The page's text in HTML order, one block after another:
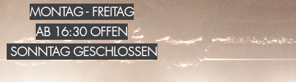
MONTAG - FREITAG
AB 16:30 OFFEN
SONNTAG GESCHLOSSEN